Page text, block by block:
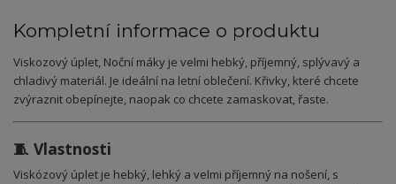
Kompletní informace o produktu
Viskozový úplet, Noční máky je velmi hebký, příjemný, splývavý a
chladivý materiál. Je ideální na letní oblečení. Křivky, které chcete
zvýraznit obepínejte, naopak co chcete zamaskovat, řaste.
🧵 Vlastnosti
Viskózový úplet je hebký, lehký a velmi příjemný na nošení, s